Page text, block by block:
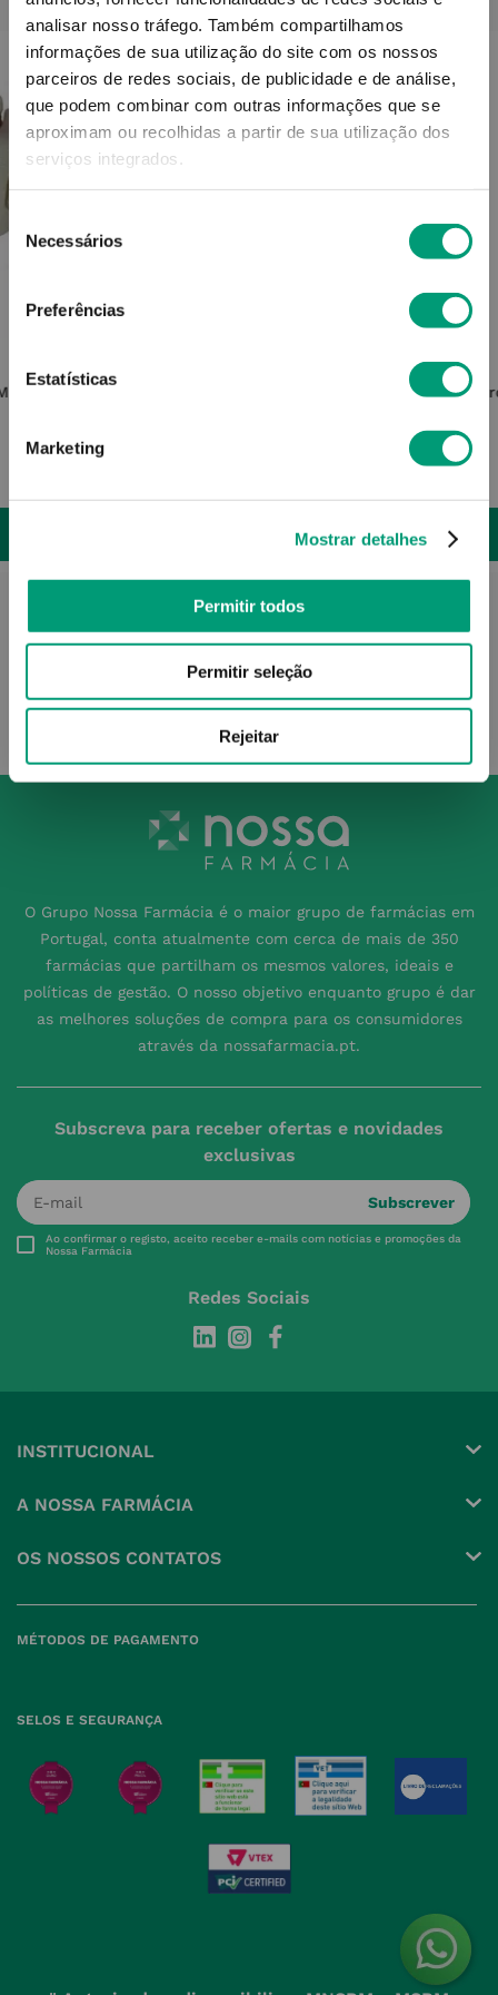
analisar nosso tráfego. Também compartilhamos
informações de sua utilização do site com os nossos
parceiros de redes sociais, de publicidade e de análise,
que podem combinar com outras informações que se
aproximam ou recolhidas a partir de sua utilização dos
serviços integrados.
Necessários
Preferências
Estatísticas
Marketing
Mostrar detalhes
Permitir todos
Permitir seleção
Rejeitar
C5
Epitact Sport Ortótese Hallux Valgus
ADICIONAR
O Grupo Nossa Farmácia é o maior grupo de farmácias em
Portugal, conta atualmente com cerca de mais de 350
farmácias que partilham os mesmos valores, ideais e
políticas de gestão. O nosso objetivo enquanto grupo é dar
as melhores soluções de compra para os consumidores
através da nossafarmacia.pt.
Subscreva para receber ofertas e novidades
exclusivas
Subscrever
Ao confirmar o registo, aceito receber e-mails com notícias e promoções da
Nossa Farmácia
Redes Sociais
INSTITUCIONAL
A NOSSA FARMÁCIA
OS NOSSOS CONTATOS
MÉTODOS DE PAGAMENTO
SELOS E SEGURANÇA